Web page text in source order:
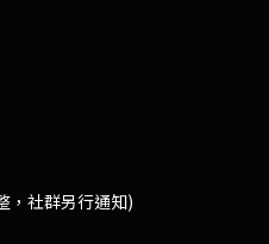
，社群另行通知)